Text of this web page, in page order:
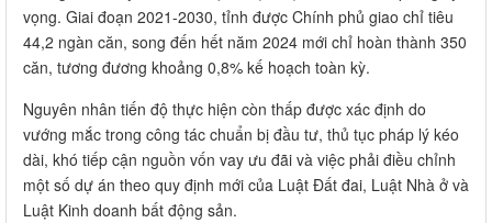
vọng. Giai đoạn 2021-2030, tỉnh được Chính phủ giao chỉ tiêu
44,2 ngàn căn, song đến hết năm 2024 mới chỉ hoàn thành 350
căn, tương đương khoảng 0,8% kế hoạch toàn kỳ.
Nguyên nhân tiến độ thực hiện còn thấp được xác định do
vướng mắc trong công tác chuẩn bị đầu tư, thủ tục pháp lý kéo
dài, khó tiếp cận nguồn vốn vay ưu đãi và việc phải điều chỉnh
một số dự án theo quy định mới của Luật Đất đai, Luật Nhà ở và
Luật Kinh doanh bất động sản.